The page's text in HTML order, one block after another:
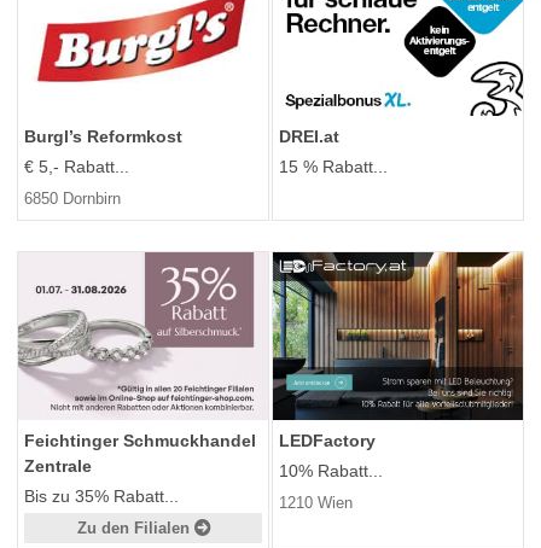
Burgl’s Reformkost
€ 5,- Rabatt...
6850 Dornbirn
DREI.at
15 % Rabatt...
Feichtinger Schmuckhandel
Zentrale
Bis zu 35% Rabatt...
Zu den Filialen
LEDFactory
10% Rabatt...
1210 Wien